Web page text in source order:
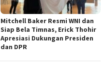
Mitchell Baker Resmi WNI dan
Siap Bela Timnas, Erick Thohir
Apresiasi Dukungan Presiden
dan DPR